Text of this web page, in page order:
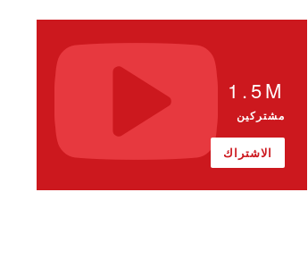
1.5M
مشتركين
الاشتراك